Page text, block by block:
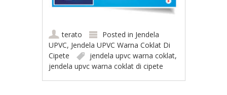
terato Posted in Jendela
UPVC, Jendela UPVC Warna Coklat Di
Cipete
jendela upvc warna coklat,
jendela upvc warna coklat di cipete